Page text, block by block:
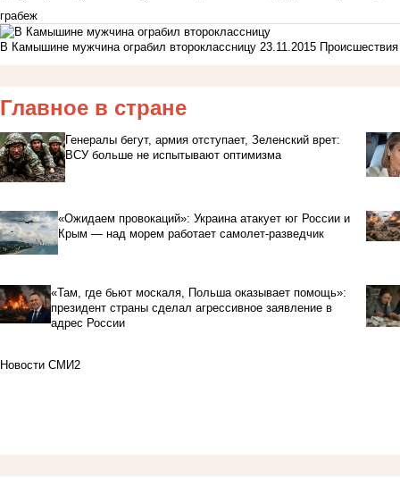
грабеж
В Камышине мужчина ограбил второклассницу 23.11.2015 Происшествия
Главное в стране
Генералы бегут, армия отступает, Зеленский врет:
ВСУ больше не испытывают оптимизма
«Ожидаем провокаций»: Украина атакует юг России и
Крым — над морем работает самолет-разведчик
«Там, где бьют москаля, Польша оказывает помощь»:
президент страны сделал агрессивное заявление в
адрес России
Новости СМИ2